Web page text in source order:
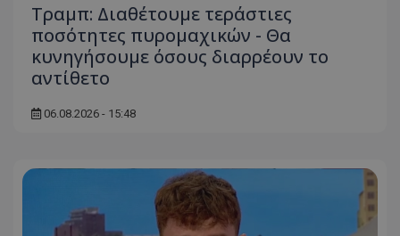
Τραμπ: Διαθέτουμε τεράστιες
ποσότητες πυρομαχικών - Θα
κυνηγήσουμε όσους διαρρέουν το
αντίθετο
06.08.2026 - 15:48